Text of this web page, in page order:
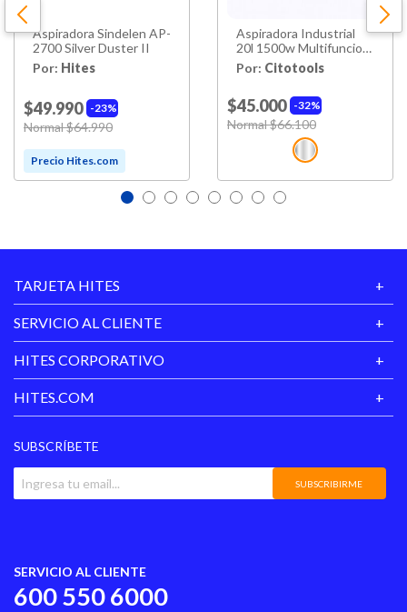
Aspiradora Sindelen AP-
2700 Silver Duster II
Por: Hites
23%
$49.990
Price reduced from
Normal $64.990
Aspiradora Industrial
20l 1500w Multifuncion
Incluye Cubre Filtro
Protector
Por: Citotools
32%
$45.000
Price reduced from
Normal $66.100
TARJETA HITES
SERVICIO AL CLIENTE
HITES CORPORATIVO
HITES.COM
SUBSCRÍBETE
SUBSCRIBIRME
SERVICIO AL CLIENTE
600 550 6000